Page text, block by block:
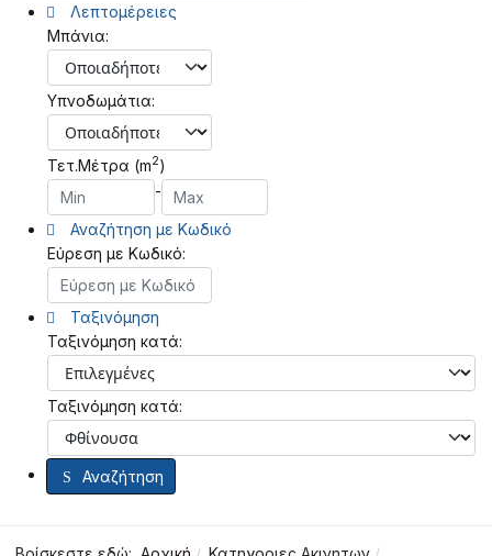
Λεπτομέρειες
Μπάνια:
Υπνοδωμάτια:
Τετ.Μέτρα (m2)
-
Αναζήτηση με Κωδικό
Εύρεση με Κωδικό:
Ταξινόμηση
Ταξινόμηση κατά:
Ταξινόμηση κατά:
Αναζήτηση